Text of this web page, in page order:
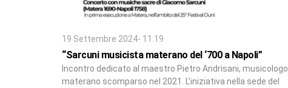
19 Settembre 2024- 11:19
“Sarcuni musicista materano del ‘700 a Napoli”
Incontro dedicato al maestro Pietro Andrisani, musicologo
materano scomparso nel 2021. L’iniziativa nella sede del